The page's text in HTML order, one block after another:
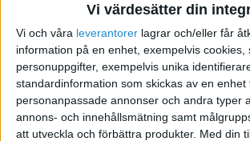
Vi värdesätter din
Vi och våra leverantorer lagrar och/eller får
information på en enhet, exempelvis cookies,
personuppgifter, exempelvis unika
standardinformation som skickas av en enhet
personanpassade annonser och andra typer
annons- och innehållsmätning samt
att utveckla och förbättra produkter. Med din
Skicka
FORUMAKTIVITET
Att anlita en skribent
Tråd i Allmänt